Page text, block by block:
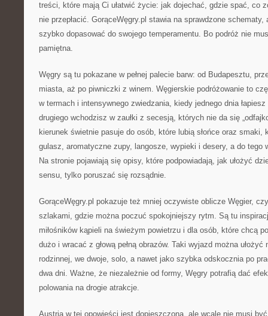
treści, które mają Ci ułatwić życie: jak dojechać, gdzie spać, co
nie przepłacić. GorąceWęgry.pl stawia na sprawdzone schematy,
szybko dopasować do swojego temperamentu. Bo podróż nie
pamiętna.
Węgry są tu pokazane w pełnej palecie barw: od Budapesztu,
miasta, aż po piwniczki z winem. Węgierskie podróżowanie to
w termach i intensywnego zwiedzania, kiedy jednego dnia
drugiego wchodzisz w zaułki z secesją, których nie da się
kierunek świetnie pasuje do osób, które lubią słońce oraz smaki,
gulasz, aromatyczne zupy, langosze, wypieki i desery, a do tego
Na stronie pojawiają się opisy, które podpowiadają, jak ułożyć
sensu, tylko poruszać się rozsądnie.
GorąceWęgry.pl pokazuje też mniej oczywiste oblicze Węgier,
szlakami, gdzie można poczuć spokojniejszy rytm. Są tu
miłośników kąpieli na świeżym powietrzu i dla osób, które chcą
dużo i wracać z głową pełną obrazów. Taki wyjazd można
rodzinnej, we dwoje, solo, a nawet jako szybka odskocznia po
dwa dni. Ważne, że niezależnie od formy, Węgry potrafią dać
polowania na drogie atrakcje.
Austria w tej opowieści jest dopieszczona, ale wcale nie musi